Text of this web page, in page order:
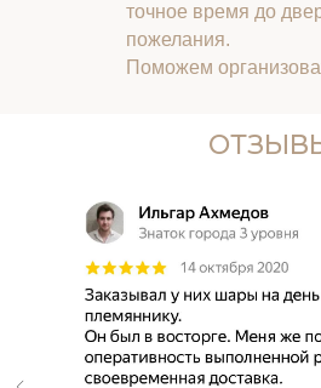
точное время до
пожелания.
Поможем